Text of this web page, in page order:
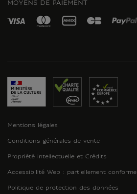
MOYENS DE PAIEMENT
Mentions légales
Conditions générales de vente
Propriété intellectuelle et Crédits
Accessibilité Web : partiellement conforme
Politique de protection des données